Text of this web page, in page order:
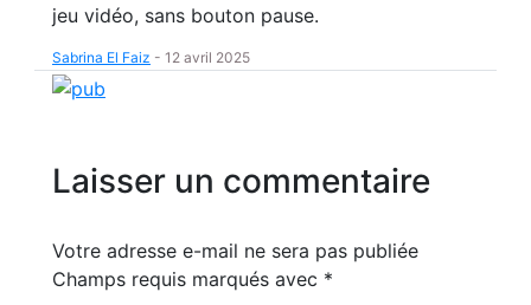
jeu vidéo, sans bouton pause.
Sabrina El Faiz - 12 avril 2025
Laisser un commentaire
Votre adresse e-mail ne sera pas publiée
Champs requis marqués avec *